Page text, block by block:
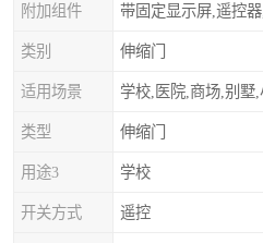
附加组件 带固定显示屏,遥控
类别 伸缩门
适用场景 学校,医院,商场,别墅
类型 伸缩门
用途3 学校
开关方式 遥控